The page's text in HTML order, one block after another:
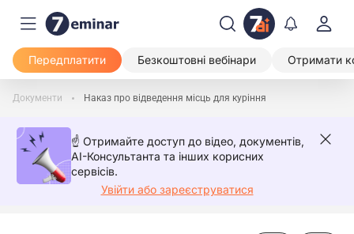
Передплатити Безкоштовні вебінари Отримати
Документи Наказ про відведення місць для куріння
☝️ Отримайте доступ до відео, документів,
AI-Консультанта та інших корисних
сервісів.
Увійти або зареєструватися